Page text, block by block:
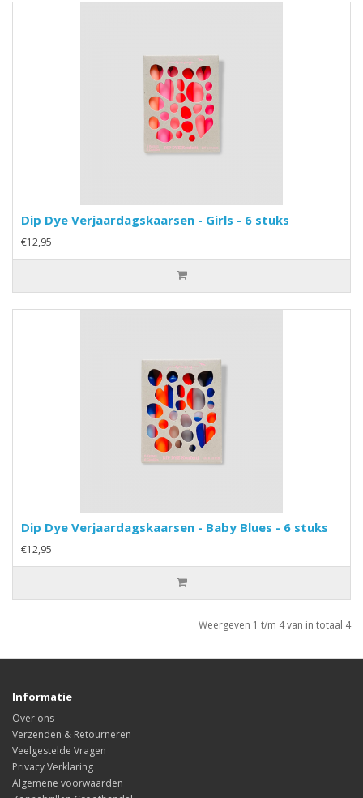
Dip Dye Verjaardagskaarsen - Girls - 6 stuks
€12,95
Dip Dye Verjaardagskaarsen - Baby Blues - 6 stuks
€12,95
Weergeven 1 t/m 4 van in totaal 4
Informatie
Over ons
Verzenden & Retourneren
Veelgestelde Vragen
Privacy Verklaring
Algemene voorwaarden